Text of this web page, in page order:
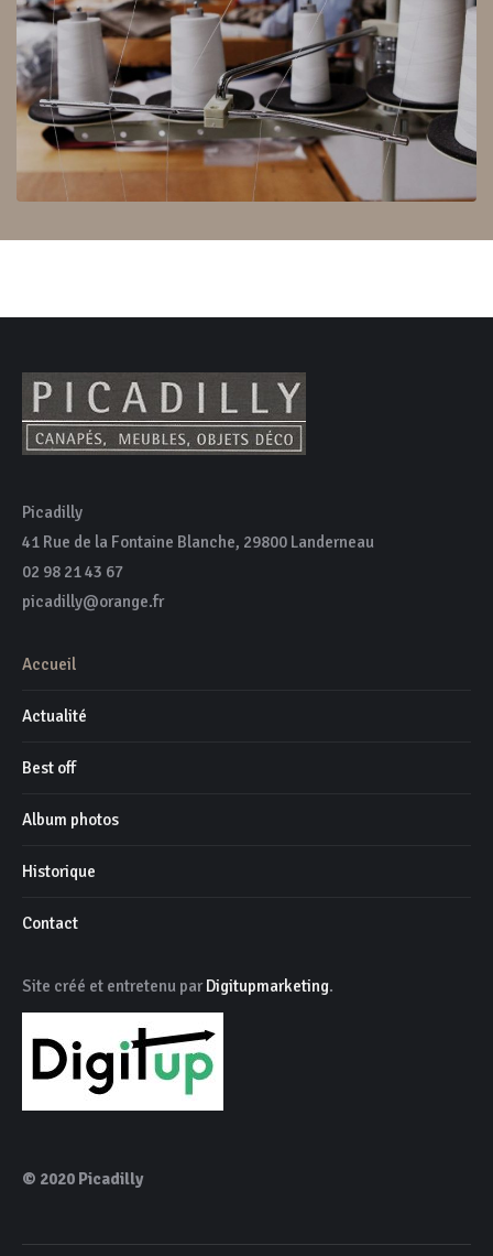
Picadilly
41 Rue de la Fontaine Blanche, 29800 Landerneau
02 98 21 43 67
picadilly@orange.fr
Accueil
Actualité
Best off
Album photos
Historique
Contact
Site créé et entretenu parDigitupmarketing.
© 2020 Picadilly